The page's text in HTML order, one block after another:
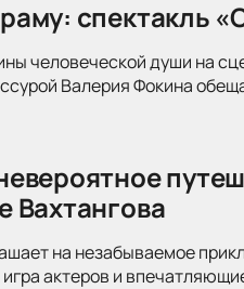
спектакль
человеческой души на
Валерия Фокина
Вахтангова
на незабываемое
актеров и